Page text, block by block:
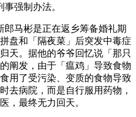
强制办法。
马彬是正在返乡筹备婚礼期
盘和「隔夜菜」后突发中毒症
天。据他的爷爷回忆说「那只
阐发，由于「瘟鸡」导致食物
用了受污染、变质的食物导致
去病院，而是自行服用药物，
，最终无力回天。